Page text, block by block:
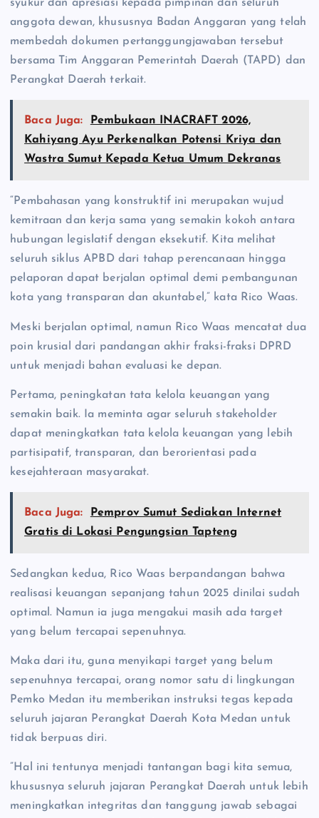
syukur dan apresiasi kepada pimpinan dan seluruh
anggota dewan, khususnya Badan Anggaran yang telah
membedah dokumen pertanggungjawaban tersebut
bersama Tim Anggaran Pemerintah Daerah (TAPD) dan
Perangkat Daerah terkait.
Baca Juga:
Pembukaan INACRAFT 2026,
Kahiyang Ayu Perkenalkan Potensi Kriya dan
Wastra Sumut Kepada Ketua Umum Dekranas
“Pembahasan yang konstruktif ini merupakan wujud
kemitraan dan kerja sama yang semakin kokoh antara
hubungan legislatif dengan eksekutif. Kita melihat
seluruh siklus APBD dari tahap perencanaan hingga
pelaporan dapat berjalan optimal demi pembangunan
kota yang transparan dan akuntabel,” kata Rico Waas.
Meski berjalan optimal, namun Rico Waas mencatat dua
poin krusial dari pandangan akhir fraksi-fraksi DPRD
untuk menjadi bahan evaluasi ke depan.
Pertama, peningkatan tata kelola keuangan yang
semakin baik. Ia meminta agar seluruh stakeholder
dapat meningkatkan tata kelola keuangan yang lebih
partisipatif, transparan, dan berorientasi pada
kesejahteraan masyarakat.
Baca Juga:
Pemprov Sumut Sediakan Internet
Gratis di Lokasi Pengungsian Tapteng
Sedangkan kedua, Rico Waas berpandangan bahwa
realisasi keuangan sepanjang tahun 2025 dinilai sudah
optimal. Namun ia juga mengakui masih ada target
yang belum tercapai sepenuhnya.
​Maka dari itu, guna menyikapi target yang belum
sepenuhnya tercapai, orang nomor satu di lingkungan
Pemko Medan itu memberikan instruksi tegas kepada
seluruh jajaran Perangkat Daerah Kota Medan untuk
tidak berpuas diri.
​”Hal ini tentunya menjadi tantangan bagi kita semua,
khususnya seluruh jajaran Perangkat Daerah untuk lebih
meningkatkan integritas dan tanggung jawab sebagai